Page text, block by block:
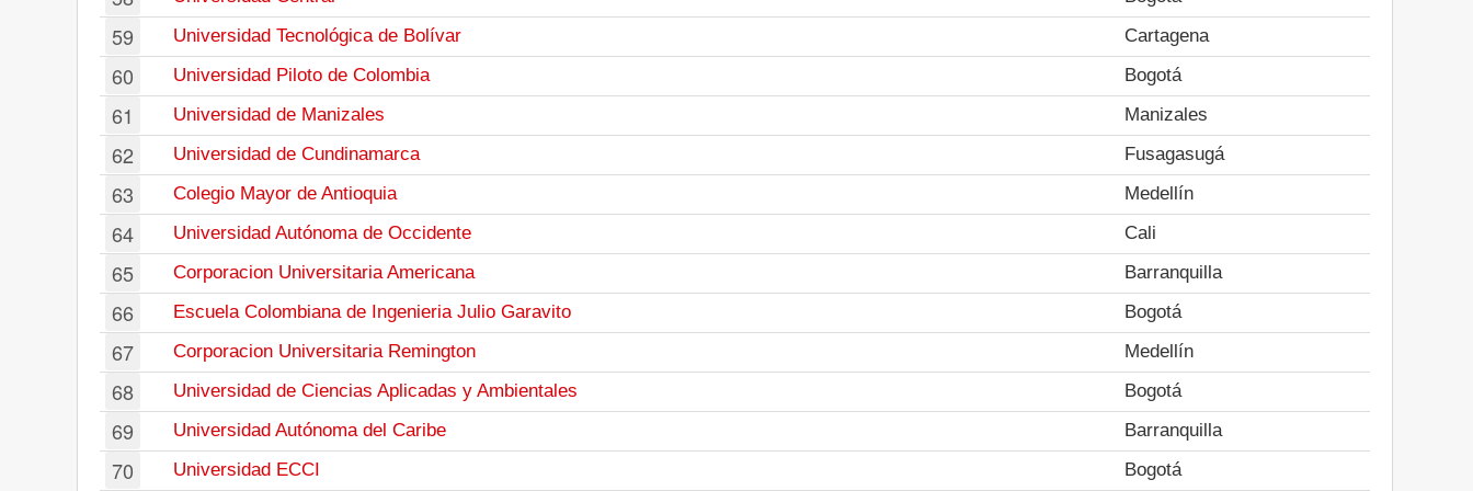
59 Universidad Tecnológica de Bolívar Cartagena
60 Universidad Piloto de Colombia Bogotá
61 Universidad de Manizales Manizales
62 Universidad de Cundinamarca Fusagasugá
63 Colegio Mayor de Antioquia Medellín
64 Universidad Autónoma de Occidente Cali
65 Corporacion Universitaria Americana Barranquilla
66 Escuela Colombiana de Ingenieria Julio Garavito Bogotá
67 Corporacion Universitaria Remington Medellín
68 Universidad de Ciencias Aplicadas y Ambientales Bogotá
69 Universidad Autónoma del Caribe Barranquilla
70 Universidad ECCI Bogotá